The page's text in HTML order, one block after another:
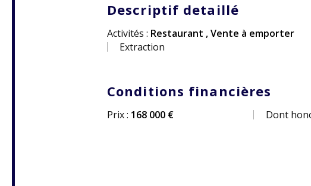
Descriptif detaillé
Activités : Restaurant ,Vente à emporter
Extraction
Conditions financières
Prix : 168 000 € Dont